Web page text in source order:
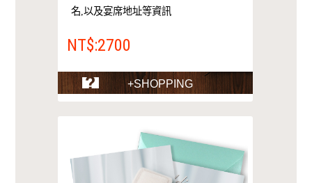
名,以及宴席地址等資訊
NT$:2700
+SHOPPING